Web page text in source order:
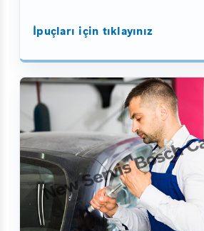
İpuçları için tıklayınız